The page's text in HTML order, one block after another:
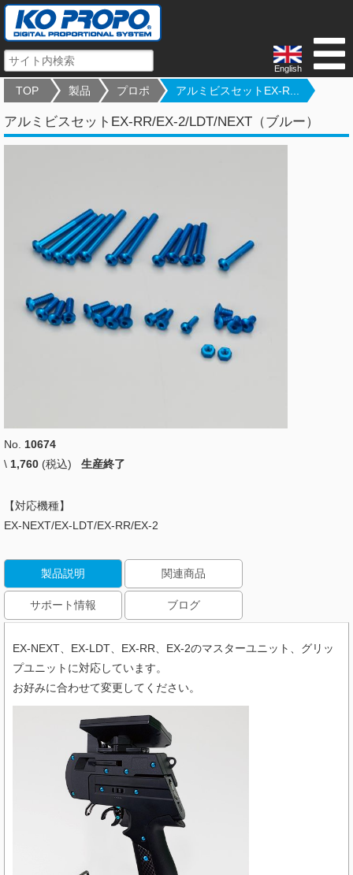
English
TOP 製品 プロポ アルミビスセットEX-R...
アルミビスセットEX-RR/EX-2/LDT/NEXT（ブルー）
No. 10674
\ 1,760 (税込) 生産終了
【対応機種】
EX-NEXT/EX-LDT/EX-RR/EX-2
製品説明 関連商品
サポート情報 ブログ
EX-NEXT、EX-LDT、EX-RR、EX-2のマスターユニット、グリッ
プユニットに対応しています。
お好みに合わせて変更してください。